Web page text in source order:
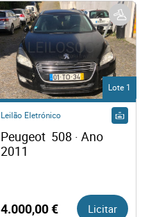
Lote 1
Leilão Eletrónico
Peugeot  508 · Ano
2011
4.000,00 € Licitar